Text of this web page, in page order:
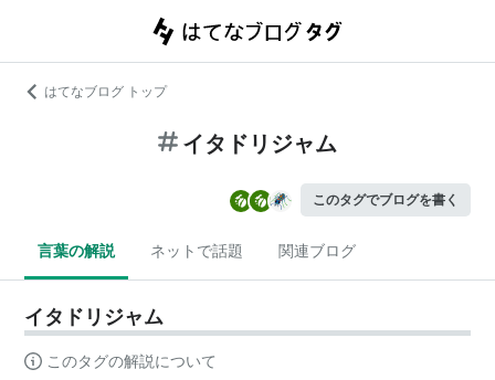
はてなブログ トップ
イタドリジャム
このタグでブログを書く
言葉の解説 ネットで話題 関連ブログ
イタドリジャム
このタグの解説について